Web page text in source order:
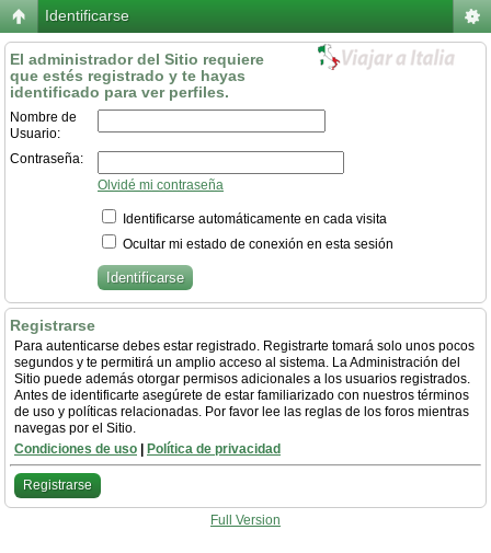
Identificarse
El administrador del Sitio requiere
que estés registrado y te hayas
identificado para ver perfiles.
Nombre de
Usuario:
Contraseña:
Olvidé mi contraseña
Identificarse automáticamente en cada visita
Ocultar mi estado de conexión en esta sesión
Registrarse
Para autenticarse debes estar registrado. Registrarte tomará solo unos pocos
segundos y te permitirá un amplio acceso al sistema. La Administración del
Sitio puede además otorgar permisos adicionales a los usuarios registrados.
Antes de identificarte asegúrete de estar familiarizado con nuestros términos
de uso y políticas relacionadas. Por favor lee las reglas de los foros mientras
navegas por el Sitio.
Condiciones de uso
Política de privacidad
Registrarse
Full Version